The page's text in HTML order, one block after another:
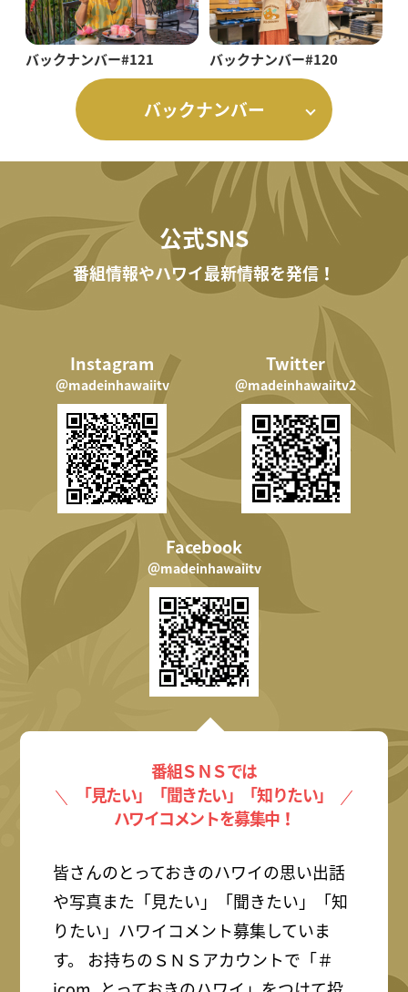
バックナンバー#121 バックナンバー#120
バックナンバー
公式SNS
番組情報やハワイ最新情報を発信！
Instagram
＠madeinhawaiitv
Twitter
＠madeinhawaiitv2
Facebook
＠madeinhawaiitv
番組ＳＮＳでは
「見たい」「聞きたい」「知りたい」
ハワイコメントを募集中！
皆さんのとっておきのハワイの思い出話
や写真また「見たい」「聞きたい」「知
りたい」ハワイコメント募集していま
す。 お持ちのＳＮＳアカウントで「＃